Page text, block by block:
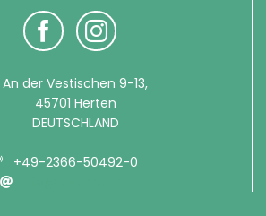
An der Vestischen 9-13,
45701 Herten
DEUTSCHLAND
+49-2366-50492-0